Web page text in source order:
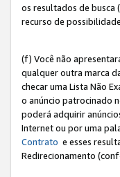
os resultados de busca
recurso de
(f) Você não
qualquer outra marca
checar uma Lista Não
o anúncio patrocinado
poderá adquirir
Internet ou por uma
Contrato e esses
Redirecionamento